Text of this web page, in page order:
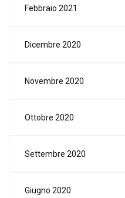
Febbraio 2021
Dicembre 2020
Novembre 2020
Ottobre 2020
Settembre 2020
Giugno 2020